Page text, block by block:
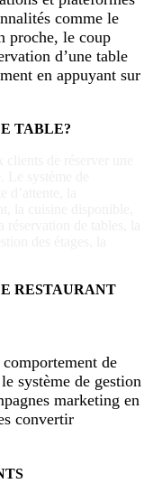
comme le
proche, le coup
d’une table
en appuyant sur
TABLE?
RESTAURANT
de
système de gestion
marketing en
convertir